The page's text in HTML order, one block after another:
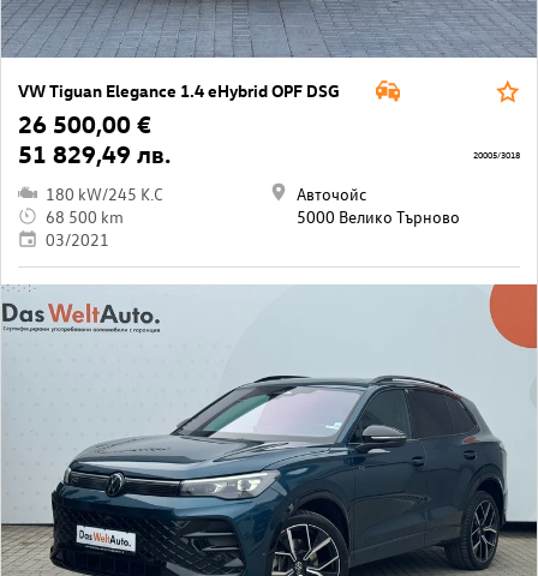
VW Tiguan Elegance 1.4 eHybrid OPF DSG
26 500,00 €
51 829,49 лв.
180 kW/245 K.C
68 500 km
03/2021
Авточойс
5000 Велико Търново
20005/3018